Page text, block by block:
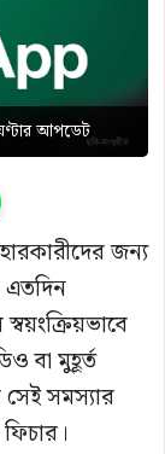
আপডেট
জন্য
বা মুহূর্ত
সমস্যার